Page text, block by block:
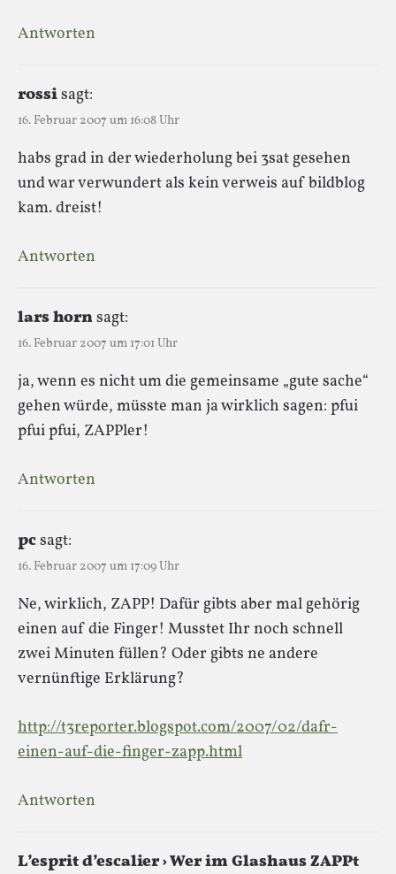
Antworten
r0ssisagt:
16. Februar 2007 um 16:08 Uhr
habs grad in der wiederholung bei 3sat gesehen
und war verwundert als kein verweis auf bildblog
kam. dreist!
Antworten
lars hornsagt:
16. Februar 2007 um 17:01 Uhr
ja, wenn es nicht um die gemeinsame „gute sache“
gehen würde, müsste man ja wirklich sagen: pfui
pfui pfui, ZAPPler!
Antworten
pcsagt:
16. Februar 2007 um 17:09 Uhr
Ne, wirklich, ZAPP! Dafür gibts aber mal gehörig
einen auf die Finger! Musstet Ihr noch schnell
zwei Minuten füllen? Oder gibts ne andere
vernünftige Erklärung?
http://t3reporter.blogspot.com/2007/02/dafr-
einen-auf-die-finger-zapp.html
Antworten
L’esprit d’escalier › Wer im Glashaus ZAPPt